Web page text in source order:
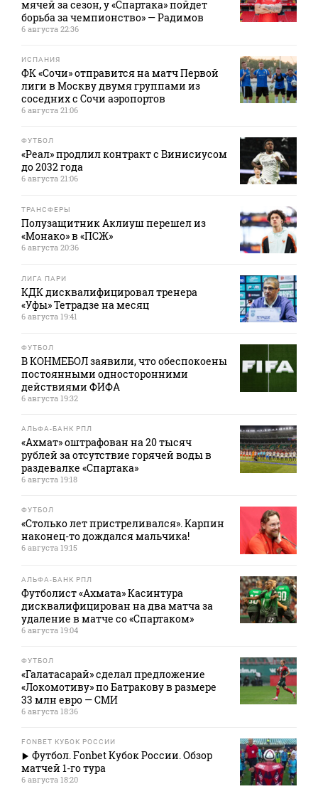
мячей за сезон, у «Спартака» пойдет
борьба за чемпионство» — Радимов
6 августа 22:36
ИСПАНИЯ
ФК «Сочи» отправится на матч Первой
лиги в Москву двумя группами из
соседних с Сочи аэропортов
6 августа 21:06
ФУТБОЛ
«Реал» продлил контракт с Винисиусом
до 2032 года
6 августа 21:06
ТРАНСФЕРЫ
Полузащитник Аклиуш перешел из
«Монако» в «ПСЖ»
6 августа 20:36
ЛИГА ПАРИ
КДК дисквалифицировал тренера
«Уфы» Тетрадзе на месяц
6 августа 19:41
ФУТБОЛ
В КОНМЕБОЛ заявили, что обеспокоены
постоянными односторонними
действиями ФИФА
6 августа 19:32
АЛЬФА-БАНК РПЛ
«Ахмат» оштрафован на 20 тысяч
рублей за отсутствие горячей воды в
раздевалке «Спартака»
6 августа 19:18
ФУТБОЛ
«Столько лет пристреливался». Карпин
наконец-то дождался мальчика!
6 августа 19:15
АЛЬФА-БАНК РПЛ
Футболист «Ахмата» Касинтура
дисквалифицирован на два матча за
удаление в матче со «Спартаком»
6 августа 19:04
ФУТБОЛ
«Галатасарай» сделал предложение
«Локомотиву» по Батракову в размере
33 млн евро — СМИ
6 августа 18:36
FONBET КУБОК РОССИИ
Футбол. Fonbet Кубок России. Обзор
матчей 1-го тура
6 августа 18:20